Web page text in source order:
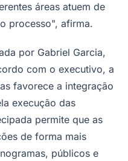
áreas atuem de
processo", afirma.
por Gabriel Garcia,
com o executivo, a
favorece a integração
execução das
permite que as
de forma mais
públicos e